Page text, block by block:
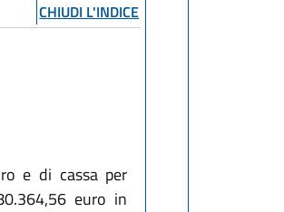
CHIUDI L'INDICE
e di cassa per
euro in